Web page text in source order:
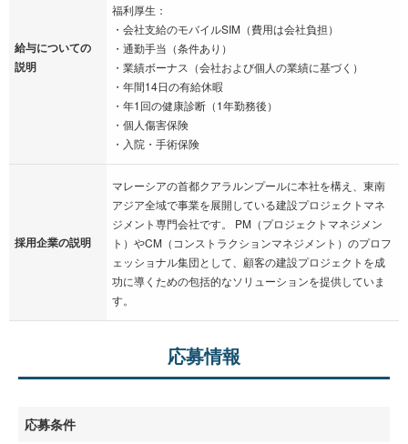
給与についての
説明
福利厚生：
・会社支給のモバイルSIM（費用は会社負担）
・通勤手当（条件あり）
・業績ボーナス（会社および個人の業績に基づく）
・年間14日の有給休暇
・年1回の健康診断（1年勤務後）
・個人傷害保険
・入院・手術保険
採用企業の説明
マレーシアの首都クアラルンプールに本社を構え、東南
アジア全域で事業を展開している建設プロジェクトマネ
ジメント専門会社です。 PM（プロジェクトマネジメン
ト）やCM（コンストラクションマネジメント）のプロフ
ェッショナル集団として、顧客の建設プロジェクトを成
功に導くための包括的なソリューションを提供していま
す。
応募情報
応募条件